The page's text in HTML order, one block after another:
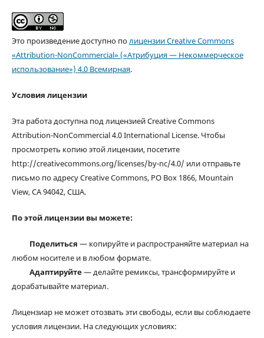
Это произведение доступно полицензии Creative Commons
«Attribution-NonCommercial» («Атрибуция — Некоммерческое
использование») 4.0 Всемирная.
Условия лицензии
Эта работа доступна под лицензией Creative Commons
Attribution-NonCommercial 4.0 International License. Чтобы
просмотреть копию этой лицензии, посетите
http://creativecommons.org/licenses/by-nc/4.0/ или отправьте
письмо по адресу Creative Commons, PO Box 1866, Mountain
View, CA 94042, США.
По этой лицензии вы можете:
Поделиться — копируйте и распространяйте материал на
любом носителе и в любом формате.
Адаптируйте— делайте ремиксы, трансформируйте и
дорабатывайте материал.
Лицензиар не может отозвать эти свободы, если вы соблюдаете
условия лицензии. На следующих условиях: